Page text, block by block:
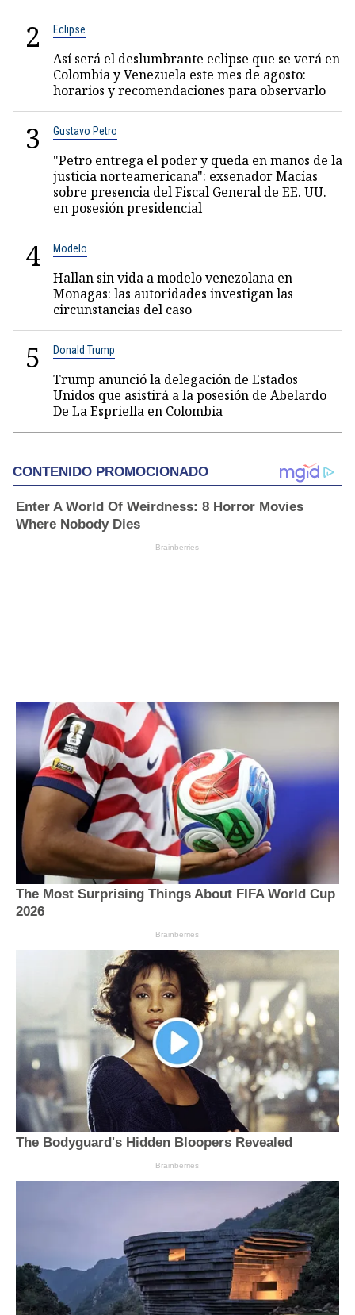
2 Eclipse
Así será el deslumbrante eclipse que se verá en
Colombia y Venezuela este mes de agosto:
horarios y recomendaciones para observarlo
3 Gustavo Petro
"Petro entrega el poder y queda en manos de la
justicia norteamericana": exsenador Macías
sobre presencia del Fiscal General de EE. UU.
en posesión presidencial
4 Modelo
Hallan sin vida a modelo venezolana en
Monagas: las autoridades investigan las
circunstancias del caso
5 Donald Trump
Trump anunció la delegación de Estados
Unidos que asistirá a la posesión de Abelardo
De La Espriella en Colombia